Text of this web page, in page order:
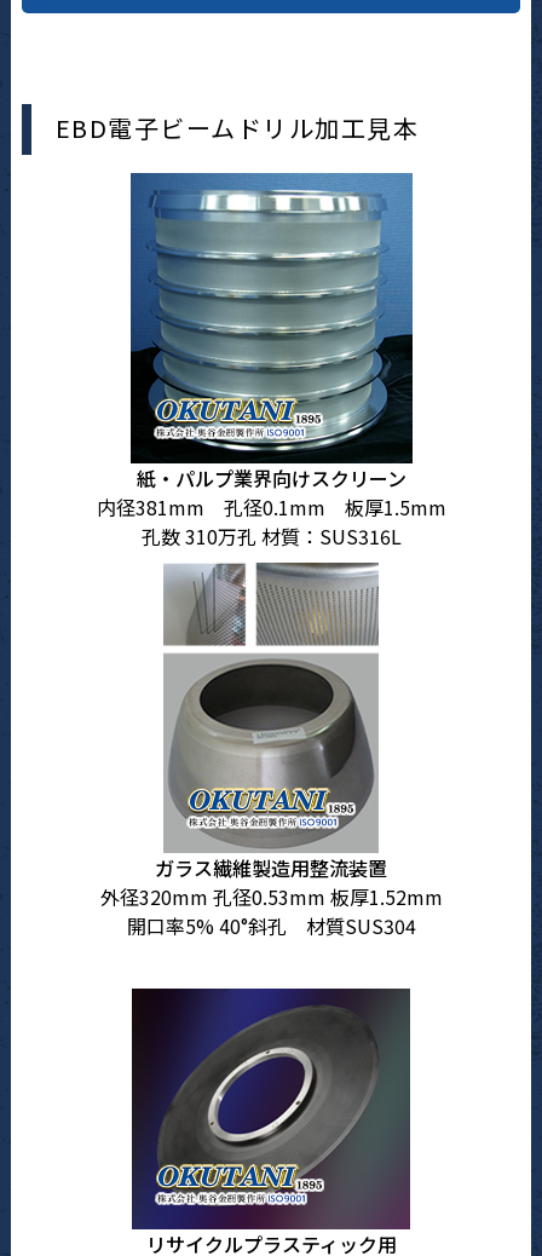
EBD電子ビームドリル加工見本
紙・パルプ業界向けスクリーン
内径381mm 孔径0.1mm 板厚1.5mm
孔数 310万孔 材質：SUS316L
ガラス繊維製造用整流装置
外径320mm 孔径0.53mm 板厚1.52mm
開口率5% 40°斜孔 材質SUS304
リサイクルプラスティック用